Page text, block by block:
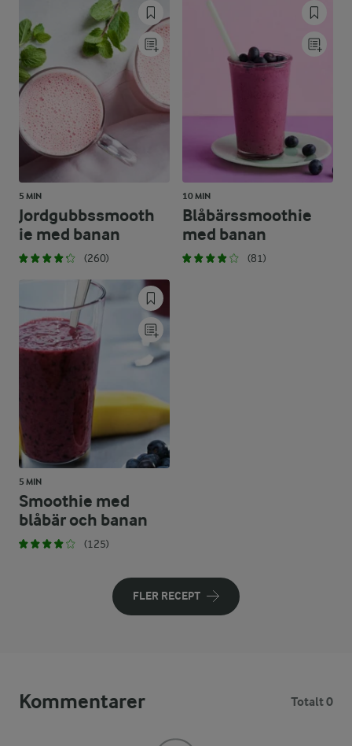
5 MIN
Jordgubbssmooth
ie med banan
(260)
10 MIN
Blåbärssmoothie
med banan
(81)
5 MIN
Smoothie med
blåbär och banan
(125)
FLER RECEPT
Kommentarer Totalt 0